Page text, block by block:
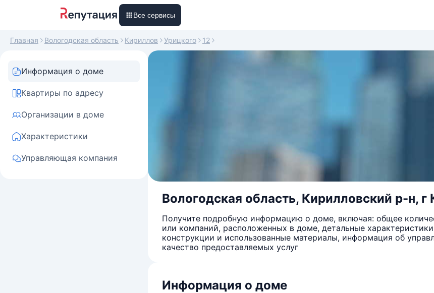
Все сервисы
Главная Вологодская область Кириллов Урицкого 12
Информация о доме
Квартиры по адресу
Организации в доме
Характеристики
Управляющая компания
Вологодская область, Кирилловский р-н, г
Получите подробную информацию о доме, включая: общее
или компаний, расположенных в доме, детальные
конструкции и использованные материалы, информация об
качество предоставляемых услуг
Информация о доме